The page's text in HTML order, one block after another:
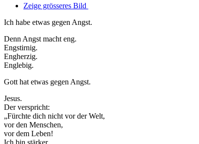
Zeige grösseres Bild
Ich habe etwas gegen Angst.
Denn Angst macht eng.
Engstirnig.
Engherzig.
Englebig.
Gott hat etwas gegen Angst.
Jesus.
Der verspricht:
„Fürchte dich nicht vor der Welt,
vor den Menschen,
vor dem Leben!
Ich bin stärker.